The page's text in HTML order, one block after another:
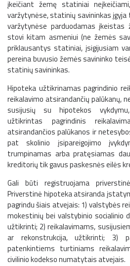
įkeičiant žemę statiniai
varžytynėse, statinių savininkas
varžytynėse parduodamas
stovi kitam asmeniui (ne žemės
priklausantys statiniai, įsigijusiam
pereina buvusio žemės savininko
statinių savininkas.
Hipoteka užtikrinamas pagrindinio
reikalavimo atsirandančių palūkanų,
susijusių su hipotekos
užtikrintas pagrindinis
atsirandančios palūkanos ir
pat skolinio įsipareigojimo
trumpinamas arba pratęsiamas
kreditorių tik gavus paskesnės eilės
Gali būti registruojama
Priverstinė hipoteka atsiranda
pagrindu šiais atvejais: 1) valstybės
mokestinių bei valstybinio socialinio
užtikrinti; 2) reikalavimams,
ar rekonstrukcija, užtikrinti; 3)
patenkintiems turtiniams
civilinio kodekso numatytais atvejais.